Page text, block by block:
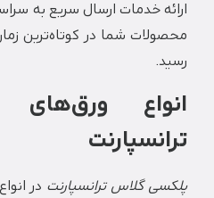
خدمات ارسال سریع به سراسر
شما در کوتاه‌ترین زمان
ورق‌های
گلاس ترانسپارنتدر انواع